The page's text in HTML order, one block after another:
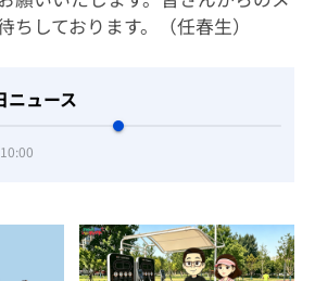
ちしております。（任春生）
ニュース